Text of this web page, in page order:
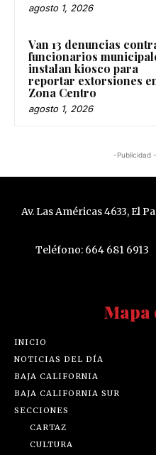
agosto 1, 2026
Van 13 denuncias
funcionarios
instalan kiosco para
reportar extorsiones
Zona Centro
agosto 1, 2026
-Publicidad -
Av. Las Américas 4633, El
Teléfono: 664 681 6913
Mapa
INICIO
NOTICIAS DEL DÍA
BAJA CALIFORNIA
BAJA CALIFORNIA SUR
SECCIONES
CARTAZ
CULTURA